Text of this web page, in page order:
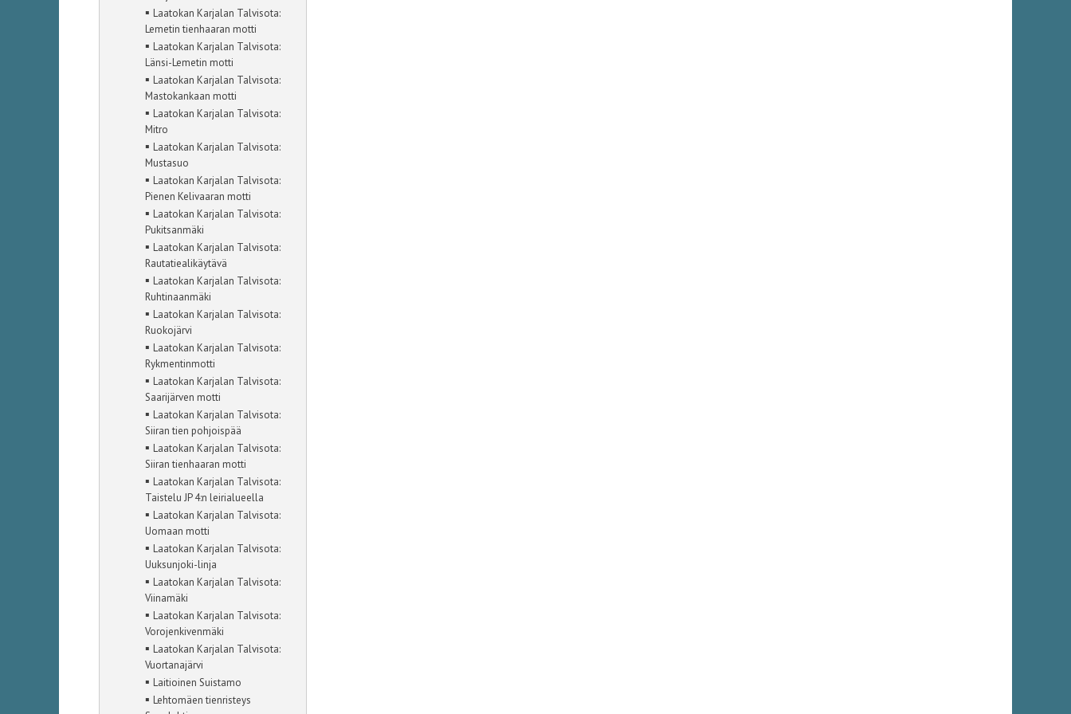
▪ Laatokan Karjalan Talvisota:
Lemetin tienhaaran motti
▪ Laatokan Karjalan Talvisota:
Länsi-Lemetin motti
▪ Laatokan Karjalan Talvisota:
Mastokankaan motti
▪ Laatokan Karjalan Talvisota:
Mitro
▪ Laatokan Karjalan Talvisota:
Mustasuo
▪ Laatokan Karjalan Talvisota:
Pienen Kelivaaran motti
▪ Laatokan Karjalan Talvisota:
Pukitsanmäki
▪ Laatokan Karjalan Talvisota:
Rautatiealikäytävä
▪ Laatokan Karjalan Talvisota:
Ruhtinaanmäki
▪ Laatokan Karjalan Talvisota:
Ruokojärvi
▪ Laatokan Karjalan Talvisota:
Rykmentinmotti
▪ Laatokan Karjalan Talvisota:
Saarijärven motti
▪ Laatokan Karjalan Talvisota:
Siiran tien pohjoispää
▪ Laatokan Karjalan Talvisota:
Siiran tienhaaran motti
▪ Laatokan Karjalan Talvisota:
Taistelu JP 4:n leirialueella
▪ Laatokan Karjalan Talvisota:
Uomaan motti
▪ Laatokan Karjalan Talvisota:
Uuksunjoki-linja
▪ Laatokan Karjalan Talvisota:
Viinamäki
▪ Laatokan Karjalan Talvisota:
Vorojenkivenmäki
▪ Laatokan Karjalan Talvisota:
Vuortanajärvi
▪ Laitioinen Suistamo
▪ Lehtomäen tienristeys